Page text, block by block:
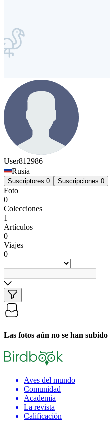
User812986
Rusia
Suscriptores 0 Suscripciones 0
Foto
0
Colecciones
1
Artículos
0
Viajes
0
Las fotos aún no se han subido
Aves del mundo
Comunidad
Academia
La revista
Calificación